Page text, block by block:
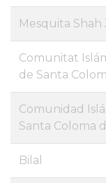
Mesquita Shah
Comunitat
de Santa
Comunidad
Santa Coloma
Bilal